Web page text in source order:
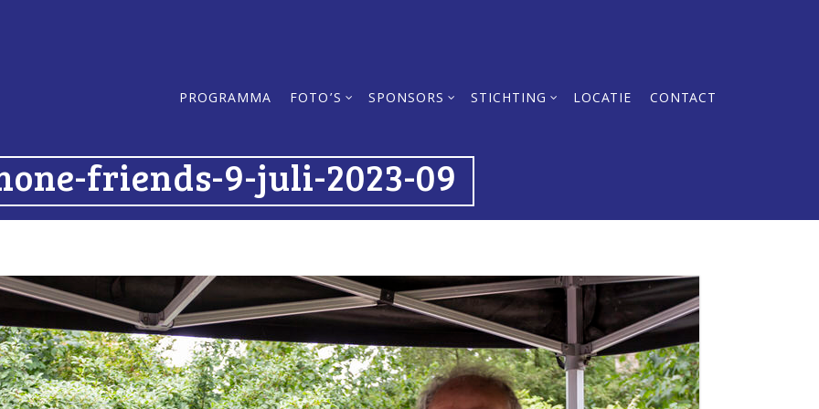
PROGRAMMA FOTO’S SPONSORS STICHTING LOCATIE CONTACT
friends-9-juli-2023-09